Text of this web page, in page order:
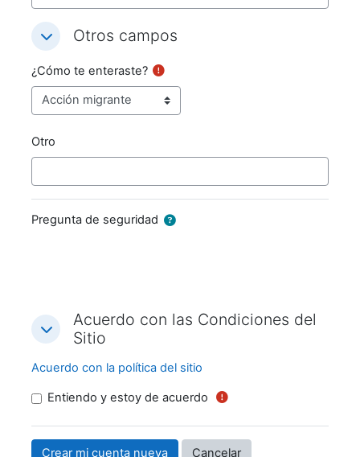
Otros campos
Otros camposOtros campos
¿Cómo te enteraste?
Otro
Pregunta de seguridad
Acuerdo con las Condiciones del Sitio
Acuerdo con las Condiciones del Sitio
Acuerdo con las Condiciones del
Sitio
Acuerdo con la política del sitio
Entiendo y estoy de acuerdo